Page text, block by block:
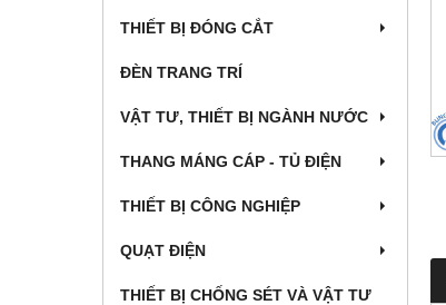
THIẾT BỊ ĐÓNG CẮT
ĐÈN TRANG TRÍ
VẬT TƯ, THIẾT BỊ NGÀNH NƯỚC
THANG MÁNG CÁP - TỦ ĐIỆN
THIẾT BỊ CÔNG NGHIỆP
QUẠT ĐIỆN
THIẾT BỊ CHỐNG SÉT VÀ VẬT TƯ